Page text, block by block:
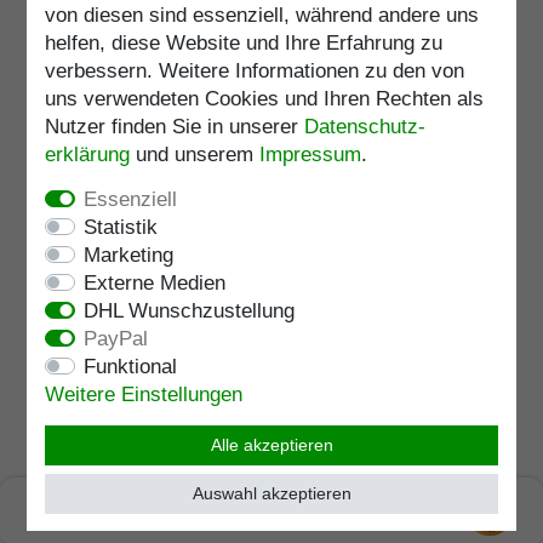
Holzwanderstöcke für
traditionsbewusste Wanderer
Traditionelle Wanderstöcke, die auch als
Wanderstäbe, Wurzelstöcke oder Bergstöcke
Shop in großer Auswahl.
z.B. mit Wurzelknauf oder
versehen, laden Sie ein, an einer Wandertour durch
die Berge oder Wälder teilzunehmen, wie sie
bereits in alten Zeiten unternommen wurde. Fernab
von modernem Trekking und Bergsteigen als
Freizeitaktivität oder Sport, bieten unsere
Holzwanderstöckeein Wandervergnügen mit
Tradition und Rückbesinnung zu den Wurzeln.
Während heutige Trekkingstöcke oder
Bergsteigerstöcke zumeist aus Aluminium oder
kohlenstofffaserverstärktem Kunststoff (KFK)
von diesen sind essenziell, während andere uns
helfen, diese Website und Ihre Erfahrung zu
verbessern. Weitere Informationen zu den von
uns verwendeten Cookies und Ihren Rechten als
Nutzer finden Sie in unserer Daten­schutz­
erklärung und unserem Impressum.
Essenziell
Statistik
Marketing
Externe Medien
DHL Wunschzustellung
PayPal
Funktional
Weitere Einstellungen
Alle akzeptieren
Auswahl akzeptieren
SEHR GUT